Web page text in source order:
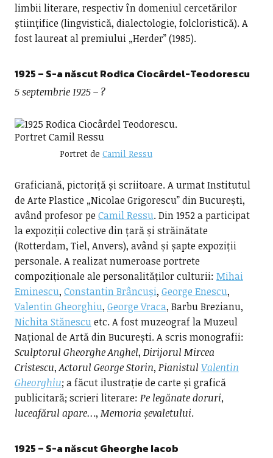
limbii literare, respectiv în domeniul cercetărilor
științifice (lingvistică, dialectologie, folcloristică). A
fost laureat al premiului „Herder” (1985).
1925 – S-a născut Rodica Ciocârdel-Teodorescu
5 septembrie 1925– ?
Portret de Camil Ressu
Graficiană, pictoriță și scriitoare. A urmat Institutul
de Arte Plastice „Nicolae Grigorescu” din București,
având profesor peCamil Ressu. Din 1952 a participat
la expoziții colective din țară și străinătate
(Rotterdam, Tiel, Anvers), având și șapte expoziții
personale. A realizat numeroase portrete
compoziționale ale personalităților culturii: Mihai
Eminescu, Constantin Brâncuși, George Enescu,
Valentin Gheorghiu, George Vraca, Barbu Brezianu,
Nichita Stănescuetc. A fost muzeograf la Muzeul
Național de Artă din București. A scris monografii:
Sculptorul Gheorghe Anghel, Dirijorul Mircea
Cristescu,Actorul George Storin, Pianistul Valentin
Gheorghiu; a făcut ilustrație de carte și grafică
publicitară; scrieri literare: Pe legănate doruri,
luceafărul apare..., Memoria șevaletului.
1925 – S-a născut Gheorghe Iacob